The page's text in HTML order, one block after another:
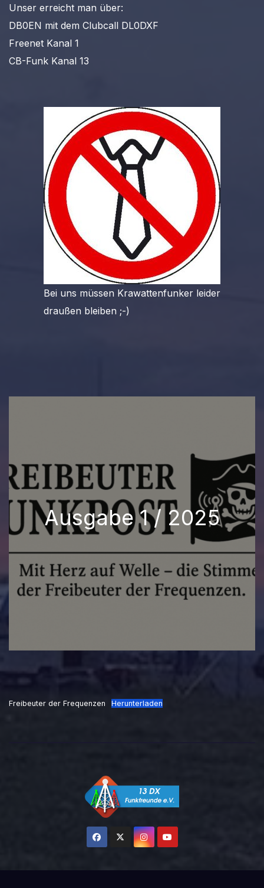
Unser erreicht man über:
DB0EN mit dem Clubcall DL0DXF
Freenet Kanal 1
CB-Funk Kanal 13
Bei uns müssen Krawattenfunker leider
draußen bleiben ;-)
Ausgabe 1 / 2025
Freibeuter der Frequenzen Herunterladen